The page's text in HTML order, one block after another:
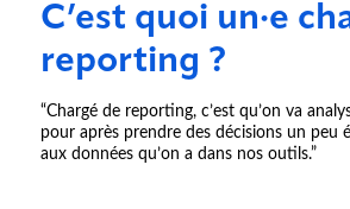
C’est quoi un·e
reporting ?
“Chargé de reporting, c’est qu’on va
pour après prendre des décisions un peu
aux données qu’on a dans nos outils.”